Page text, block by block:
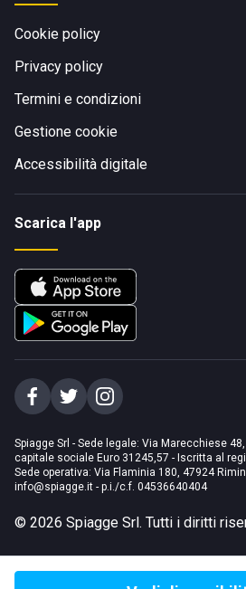
Cookie policy
Privacy policy
Termini e condizioni
Gestione cookie
Accessibilità digitale
Scarica l'app
Spiagge Srl - Sede legale: Via Marecchiese
capitale sociale Euro 31245,57 - Iscritta al
Sede operativa: Via Flaminia 180, 47924
info@spiagge.it - p.i./c.f. 04536640404
© 2026 Spiagge Srl. Tutti i diritti